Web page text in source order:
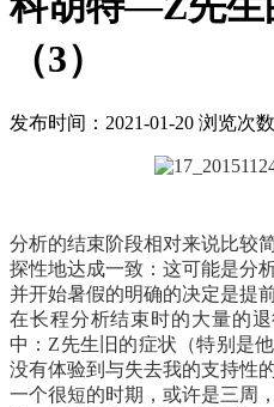
（3）
发布时间：2021-01-20 浏览次
分析的结束阶段相对来说比较
探性地达成一致：这可能是分
并开始暑假的明确的决定是提
在长程分析结束时的大量的
中：Z先生旧的症状（特别是
没有体验到与失去我的支持性
一个很短的时期，或许是三周